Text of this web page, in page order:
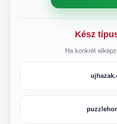
Kész
Ha konkrét